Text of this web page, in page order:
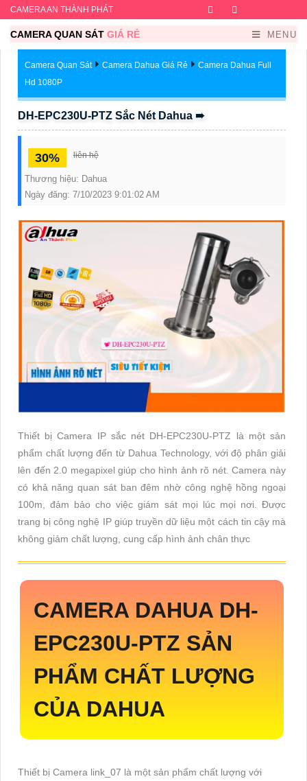
CAMERA AN THÀNH PHÁT Facebook
CAMERA QUAN SÁT GIÁ RẺ MENU
Camera Quan Sát Camera Dahua Giá Rẻ
Camera Dahua Full
Hd 1080P
DH-EPC230U-PTZ Sắc Nét Dahua ➠
30% liên hệ
Thương hiệu: Dahua
Ngày đăng: 7/10/2023 9:01:02 AM
Thiết bị Camera IP sắc nét DH-EPC230U-PTZ là một sản
phẩm chất lượng đến từ Dahua Technology, với độ phân giải
lên đến 2.0 megapixel giúp cho hình ảnh rõ nét. Camera này
có khả năng quan sát ban đêm nhờ công nghệ hồng ngoại
100m, đảm bảo cho việc giám sát mọi lúc mọi nơi. Được
trang bị công nghệ IP giúp truyền dữ liệu một cách tin cậy mà
không giảm chất lượng, cung cấp hình ảnh chân thực
CAMERA DAHUA DH-
EPC230U-PTZ SẢN
PHẨM CHẤT LƯỢNG
CỦA DAHUA
Thiết bị Camera link_07 là một sản phẩm chất lượng với